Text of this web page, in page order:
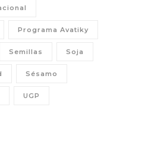
Programa Avatiky
Semillas Soja
Sésamo
UGP